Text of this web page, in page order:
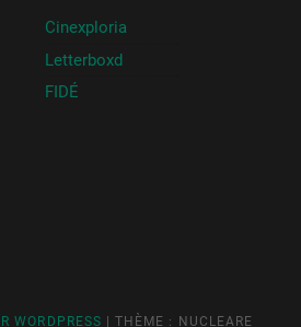
Cinexploria
Letterboxd
FIDÉ
WORDPRESS |THÈME : NUCLEARE